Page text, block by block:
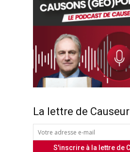
La lettre de Causeur